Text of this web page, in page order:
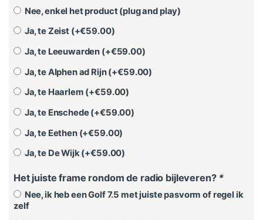
Nee, enkel het product (plug and play)
Ja, te Zeist (+€59.00)
Ja, te Leeuwarden (+€59.00)
Ja, te Alphen ad Rijn (+€59.00)
Ja, te Haarlem (+€59.00)
Ja, te Enschede (+€59.00)
Ja, te Eethen (+€59.00)
Ja, te De Wijk (+€59.00)
Het juiste frame rondom de radio bijleveren? *
Nee, ik heb een Golf 7.5 met juiste pasvorm of regel ik
zelf